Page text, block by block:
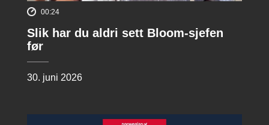
00:24
Slik har du aldri sett Bloom-sjefen
før
30. juni 2026